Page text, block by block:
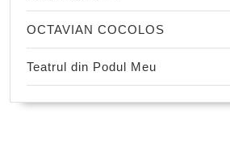
OCTAVIAN COCOLOS
Teatrul din Podul Meu